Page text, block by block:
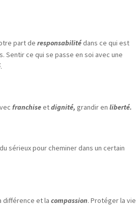
part deresponsabilitédans ce qui est
Sentir ce qui se passe en soi avec une
.
franchiseetdignité, grandir enliberté.
sérieux pour cheminer dans un certain
différence et lacompassion. Protéger la vie